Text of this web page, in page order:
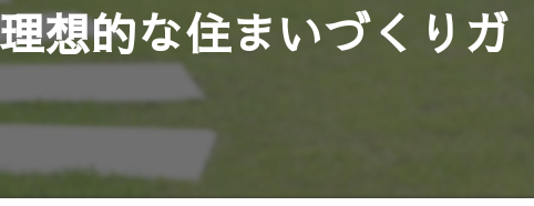
ガレージ
人工芝
インターロッキング
想的な住まいづくりガ